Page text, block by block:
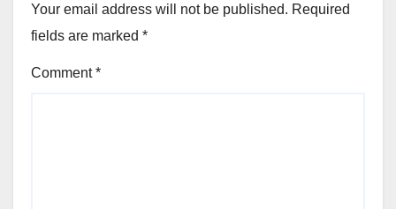
Your email address will not be published. Required
fields are marked *
Comment*